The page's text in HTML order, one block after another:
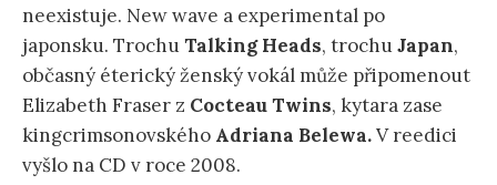
neexistuje. New wave a experimental po
japonsku. TrochuTalking Heads, trochuJapan,
občasný éterický ženský vokál může připomenout
Elizabeth Fraser z Cocteau Twins, kytara zase
kingcrimsonovského Adriana Belewa.V reedici
vyšlo na CD v roce 2008.